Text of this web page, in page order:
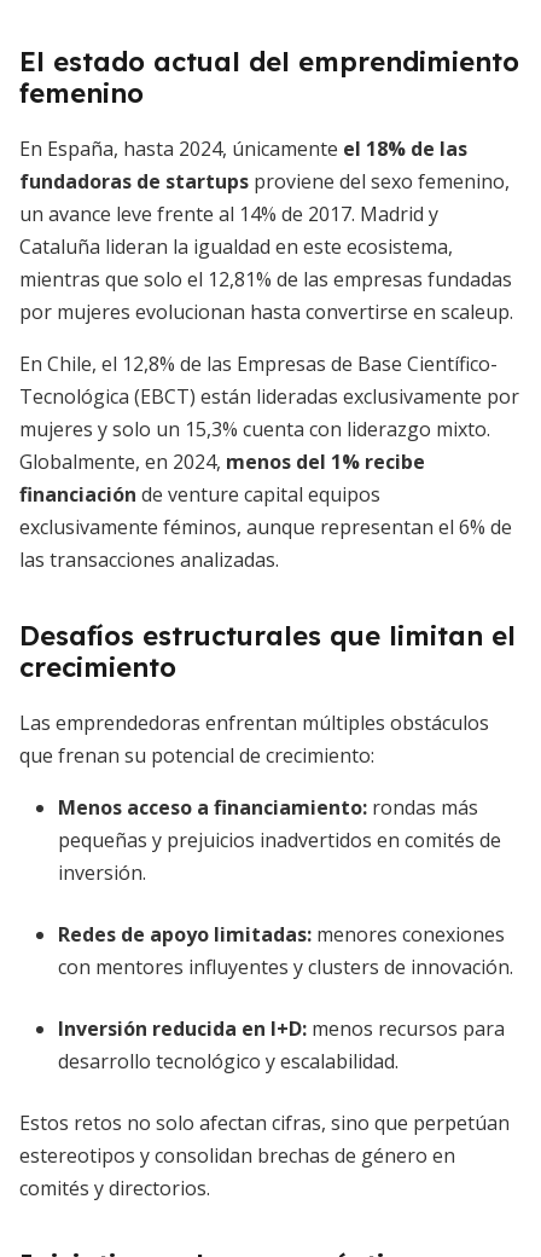
El estado actual del emprendimiento
femenino
En España, hasta 2024, únicamente el 18% de las
fundadoras de startups proviene del sexo femenino,
un avance leve frente al 14% de 2017. Madrid y
Cataluña lideran la igualdad en este ecosistema,
mientras que solo el 12,81% de las empresas fundadas
por mujeres evolucionan hasta convertirse en scaleup.
En Chile, el 12,8% de las Empresas de Base Científico-
Tecnológica (EBCT) están lideradas exclusivamente por
mujeres y solo un 15,3% cuenta con liderazgo mixto.
Globalmente, en 2024, menos del 1% recibe
financiación de venture capital equipos
exclusivamente féminos, aunque representan el 6% de
las transacciones analizadas.
Desafíos estructurales que limitan el
crecimiento
Las emprendedoras enfrentan múltiples obstáculos
que frenan su potencial de crecimiento:
Menos acceso a financiamiento: rondas más
pequeñas y prejuicios inadvertidos en comités de
inversión.
Redes de apoyo limitadas: menores conexiones
con mentores influyentes y clusters de innovación.
Inversión reducida en I+D: menos recursos para
desarrollo tecnológico y escalabilidad.
Estos retos no solo afectan cifras, sino que perpetúan
estereotipos y consolidan brechas de género en
comités y directorios.